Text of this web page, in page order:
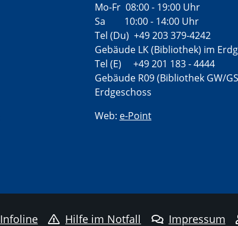
Mo-Fr 08:00 - 19:00 Uhr
Sa 10:00 - 14:00 Uhr
Tel (Du) +49 203 379-4242
Gebäude LK (Bibliothek) im
Tel (E) +49 201 183 - 4444
Gebäude R09 (Bibliothek GW/
Erdgeschoss
Web: e-Point
Infoline Hilfe im Notfall Impressum